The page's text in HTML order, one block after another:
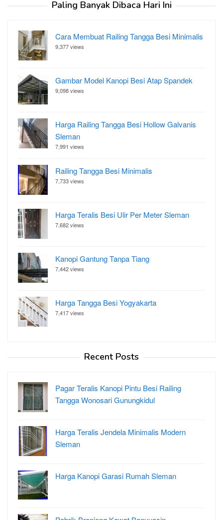
Paling Banyak Dibaca Hari Ini
Cara Membuat Railing Tangga Besi Minimalis
9,377 views
Gambar Model Kanopi Besi Atap Spandek
9,098 views
Harga Railing Tangga Besi Hollow Galvanis
Sleman
7,991 views
Railing Tangga Besi Minimalis
7,733 views
Harga Teralis Besi Ulir Per Meter Sleman
7,682 views
Kanopi Gantung Tanpa Tiang
7,442 views
Harga Tangga Besi Yogyakarta
7,417 views
Recent Posts
Pagar Teralis Kanopi Pintu Besi Railing
Tangga Wonosari Gunungkidul
Harga Teralis Jendela Minimalis Modern
Sleman
Harga Kanopi Garasi Rumah Sleman